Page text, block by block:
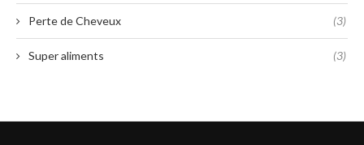
Perte de Cheveux (3)
Super aliments (3)